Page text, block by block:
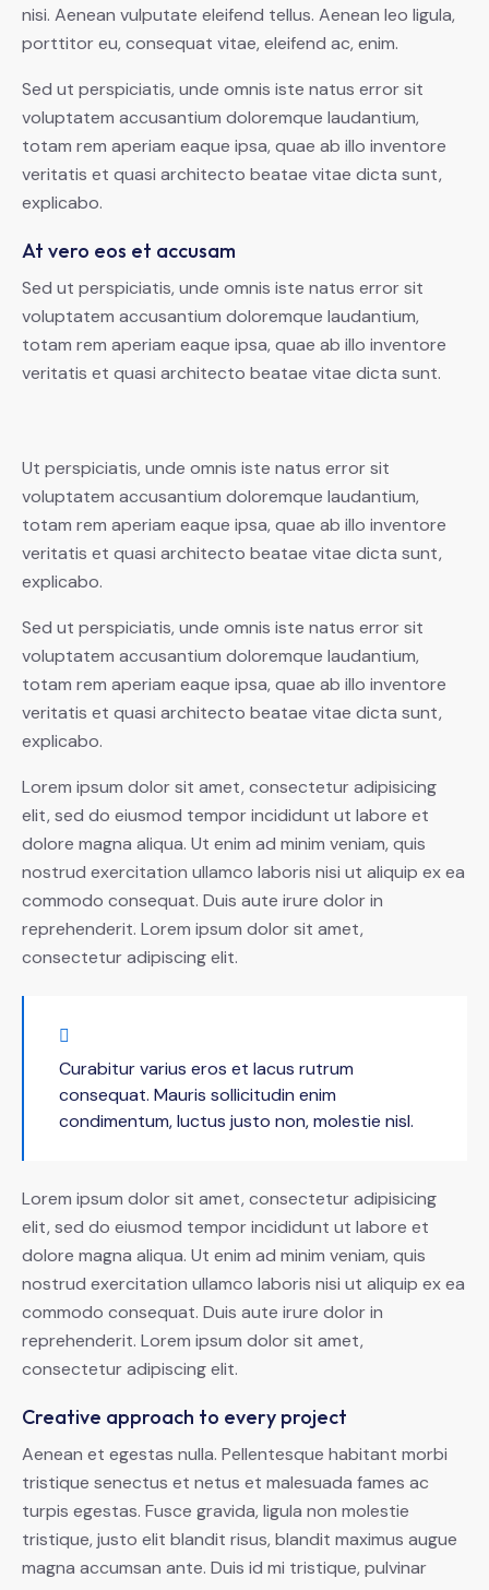
nisi. Aenean vulputate eleifend tellus. Aenean leo ligula,
porttitor eu, consequat vitae, eleifend ac, enim.
Sed ut perspiciatis, unde omnis iste natus error sit
voluptatem accusantium doloremque laudantium,
totam rem aperiam eaque ipsa, quae ab illo inventore
veritatis et quasi architecto beatae vitae dicta sunt,
explicabo.
At vero eos et accusam
Sed ut perspiciatis, unde omnis iste natus error sit
voluptatem accusantium doloremque laudantium,
totam rem aperiam eaque ipsa, quae ab illo inventore
veritatis et quasi architecto beatae vitae dicta sunt.
Ut perspiciatis, unde omnis iste natus error sit
voluptatem accusantium doloremque laudantium,
totam rem aperiam eaque ipsa, quae ab illo inventore
veritatis et quasi architecto beatae vitae dicta sunt,
explicabo.
Sed ut perspiciatis, unde omnis iste natus error sit
voluptatem accusantium doloremque laudantium,
totam rem aperiam eaque ipsa, quae ab illo inventore
veritatis et quasi architecto beatae vitae dicta sunt,
explicabo.
Lorem ipsum dolor sit amet, consectetur adipisicing
elit, sed do eiusmod tempor incididunt ut labore et
dolore magna aliqua. Ut enim ad minim veniam, quis
nostrud exercitation ullamco laboris nisi ut aliquip ex ea
commodo consequat. Duis aute irure dolor in
reprehenderit. Lorem ipsum dolor sit amet,
consectetur adipiscing elit.
Curabitur varius eros et lacus rutrum
consequat. Mauris sollicitudin enim
condimentum, luctus justo non, molestie nisl.
Lorem ipsum dolor sit amet, consectetur adipisicing
elit, sed do eiusmod tempor incididunt ut labore et
dolore magna aliqua. Ut enim ad minim veniam, quis
nostrud exercitation ullamco laboris nisi ut aliquip ex ea
commodo consequat. Duis aute irure dolor in
reprehenderit. Lorem ipsum dolor sit amet,
consectetur adipiscing elit.
Creative approach to every project
Aenean et egestas nulla. Pellentesque habitant morbi
tristique senectus et netus et malesuada fames ac
turpis egestas. Fusce gravida, ligula non molestie
tristique, justo elit blandit risus, blandit maximus augue
magna accumsan ante. Duis id mi tristique, pulvinar